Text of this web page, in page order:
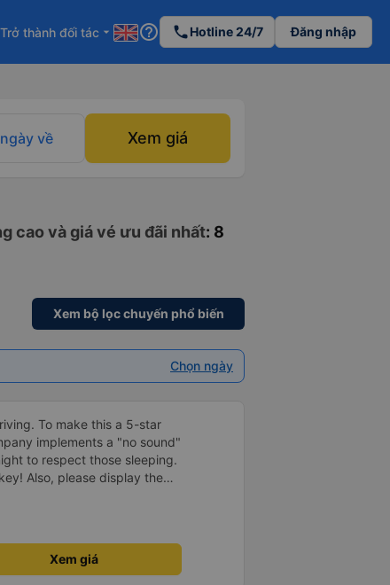
Trở thành đối tác arrow_drop_down help_outline phoneHotline 24/7 Đăng nhập
về Xem giá
cao và giá vé ưu đãi nhất: 8
Xem bộ lọc chuyến phổ biến
Chọn ngày
To make this a 5-star
implements a "no sound"
to respect those sleeping.
Also, please display the
cabin for convenience. I
định rõ ràng về việc giữ im
ban đêm để tránh làm
Xem giá